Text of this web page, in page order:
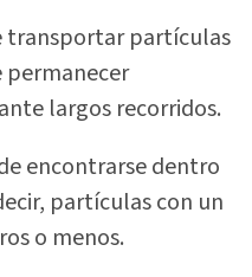
transportar partículas
permanecer
largos recorridos.
encontrarse dentro
partículas con un
o menos.